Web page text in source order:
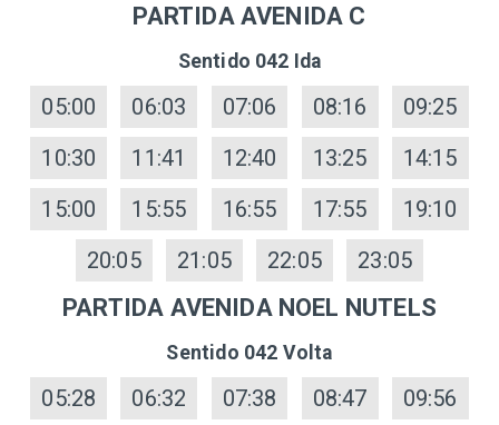
PARTIDA AVENIDA C
Sentido 042 Ida
05:00 06:03 07:06 08:16
09:25
10:30
11:41 12:40 13:25
14:15
15:00
15:55 16:55 17:55
19:10
20:05
21:05 22:05 23:05
PARTIDA AVENIDA NOEL NUTELS
Sentido 042 Volta
05:28 06:32 07:38 08:47
09:56